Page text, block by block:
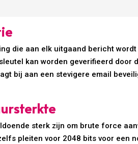
die aan elk uitgaand bericht
kan worden geverifieerd door
bij aan een stevigere email
sterk zijn om brute force
pleiten voor 2048 bits voor een